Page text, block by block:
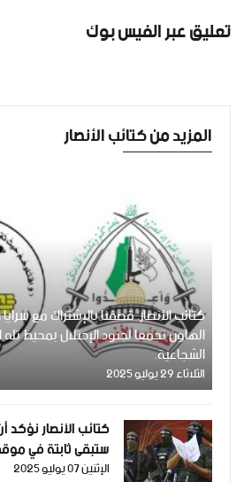
تعليق عبر الفيس بوك
المزيد من كتائب الأنصار
كتائب الأنصار. قصفنا بالإشتراك مع
الهاون تجمعا لجنود الإحتلال بمحيط
الشجاعية.
الثلاثاء 29 يوليو 2025
كتائب الأنصار
ستبقى ثابتة في
ولن تتوانى للحظة في
الإثنين 07 يوليو 2025